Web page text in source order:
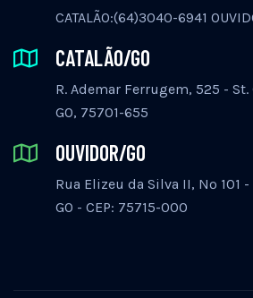
CATALÃO:(64)3040-6941
CATALÃO/GO
R. Ademar Ferrugem, 525 -
GO, 75701-655
OUVIDOR/GO
Rua Elizeu da Silva II, Nº 101
GO - CEP: 75715-000